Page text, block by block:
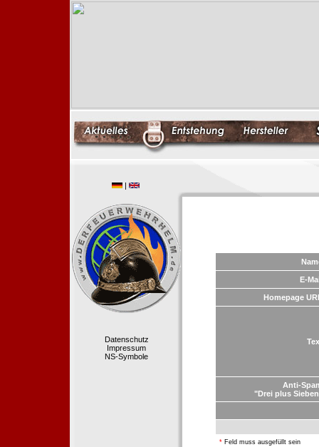
|
Datenschutz
Impressum
NS-Symbole
E-
Homepage
Anti-
"Drei plus
*Feld muss ausgefüllt sein